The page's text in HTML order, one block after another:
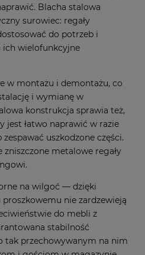
Blacha stalowa
surowiec: regały
do potrzeb i
ich wielofunkcyjne
w montażu i demontażu, co
i wymianę w
konstrukcja sprawia też,
jest łatwo naprawić w razie
uszkodzone części.
zniszczone metalowe regały
na wilgoć — dzięki
nie zardzewieją
do mebli z
stabilność
tak przechowywanym na nim